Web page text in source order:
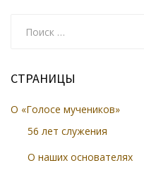
СТРАНИЦЫ
О «Голосе мучеников»
56 лет служения
О наших основателях